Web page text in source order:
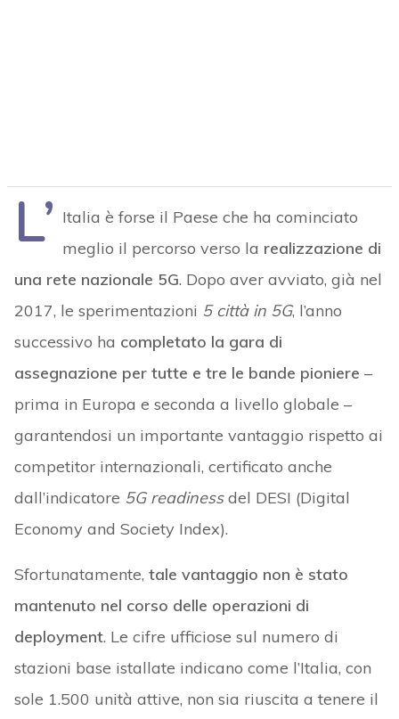
L’ Italia è forse il Paese che ha cominciato
meglio il percorso verso la realizzazione di
una rete nazionale 5G. Dopo aver avviato, già nel
2017, le sperimentazioni 5 città in 5G, l’anno
successivo ha completato la gara di
assegnazione per tutte e tre le bande pioniere –
prima in Europa e seconda a livello globale –
garantendosi un importante vantaggio rispetto ai
competitor internazionali, certificato anche
dall’indicatore 5G readinessdel DESI (Digital
Economy and Society Index).
Sfortunatamente, tale vantaggio non è stato
mantenuto nel corso delle operazioni di
deployment. Le cifre ufficiose sul numero di
stazioni base istallate indicano come l’Italia, con
sole 1.500 unità attive, non sia riuscita a tenere il